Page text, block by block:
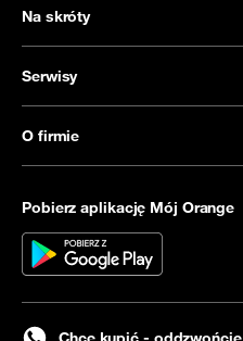
Na skróty
Serwisy
O firmie
Pobierz aplikację Mój Orange